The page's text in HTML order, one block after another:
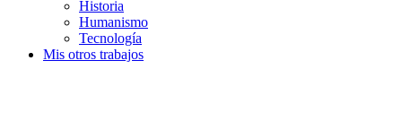
Historia
Humanismo
Tecnología
Mis otros trabajos